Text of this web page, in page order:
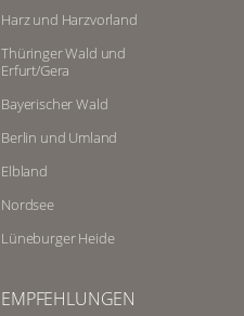
Harz und Harzvorland
Thüringer Wald und
Erfurt/Gera
Bayerischer Wald
Berlin und Umland
Elbland
Nordsee
Lüneburger Heide
EMPFEHLUNGEN